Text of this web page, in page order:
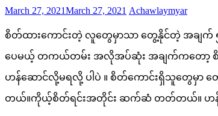
Posted
March 27, 2021March 27, 2021 Author
Achawlaymyar
စိတ်ထားကောင်းတဲ့ လူတွေမှာသာ တွေ့နိုင်တဲ့ အချ
ပေမယ့် တကယ်တမ်း အလိုအပ်ဆုံး အချက်ကတော့ စိတ်
ဟန်ဆောင်လို့မရလို့ ပါပဲ ။ စိတ်ကောင်းရှိသူတွေမှာ
တယ်။ကိုယ့်စိတ်ရင်းအတိုင်း ဆက်ဆံ တတ်တယ်။ ဟန်မဆ